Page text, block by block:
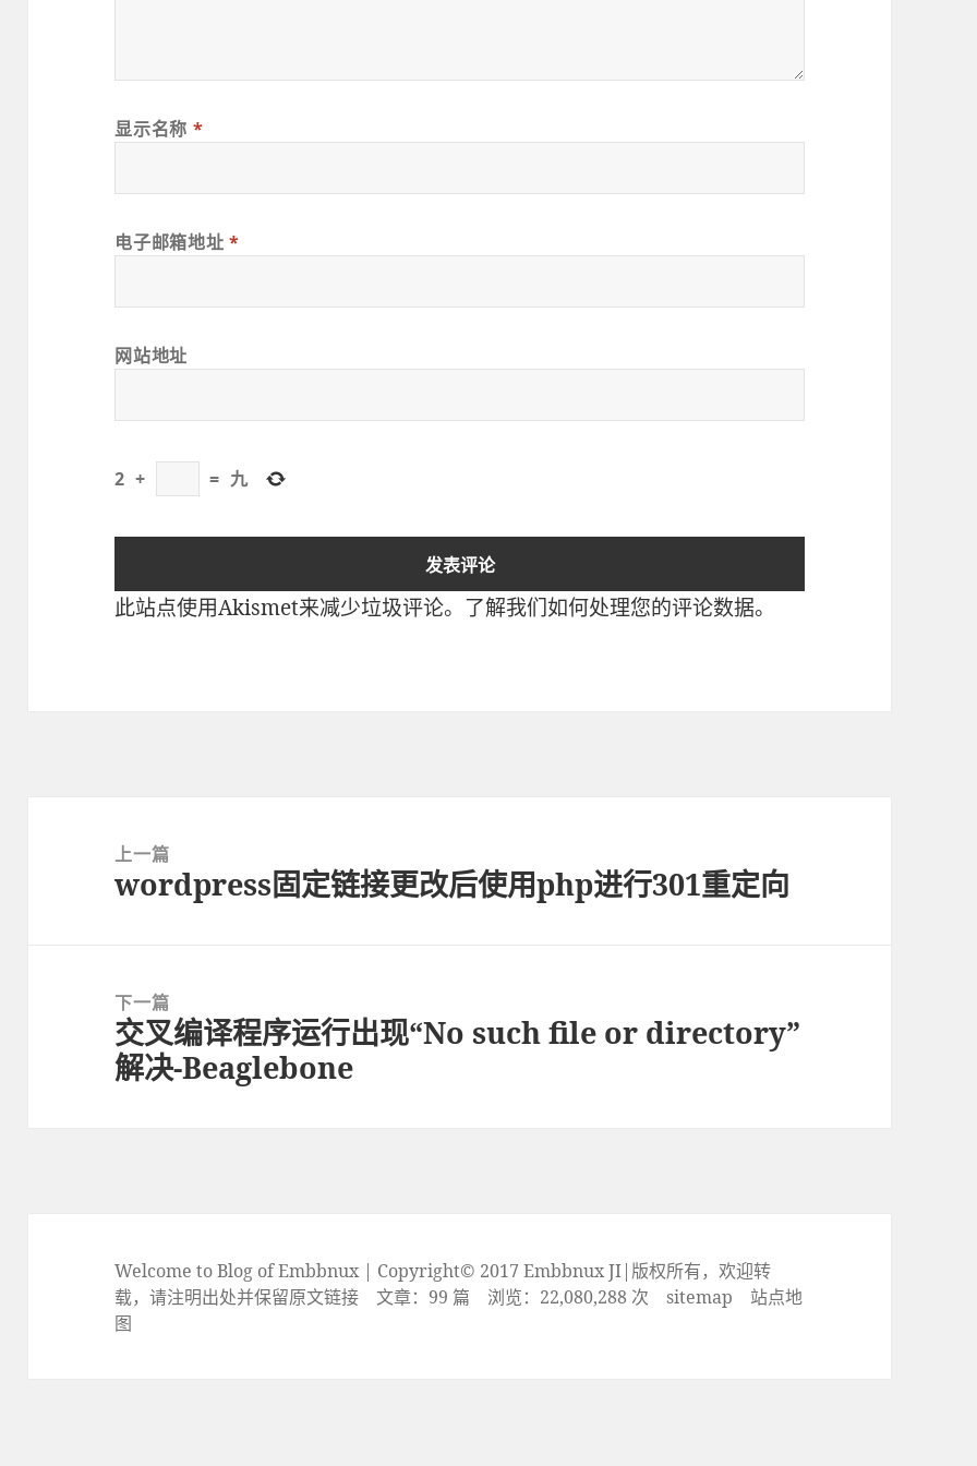
显示名称 *
电子邮箱地址 *
网站地址
2 + = 九
此站点使用Akismet来减少垃圾评论。 了解我们如何处理您的评论数据。
上一篇
上
wordpress固定链接更改后使用php进行301重定向
下一篇
下
篇
交叉编译程序运行出现“No such file or directory”
解决-Beaglebone
Welcome to Blog of Embbnux | Copyright© 2017 Embbnux JI|版权所有，欢迎转
载，请注明出处并保留原文链接 文章：99 篇 浏览：22,080,288 次sitemap
站点地
图